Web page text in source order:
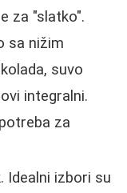
za "slatko".
sa nižim
suvo
integralni.
za
Idealni izbori su